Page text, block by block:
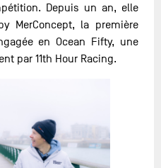
Depuis un an, elle
MerConcept, la première
en Ocean Fifty, une
par 11th Hour Racing.